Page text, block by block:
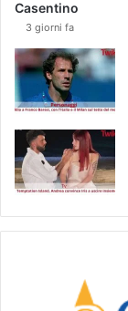
Casentino
3 giorni fa